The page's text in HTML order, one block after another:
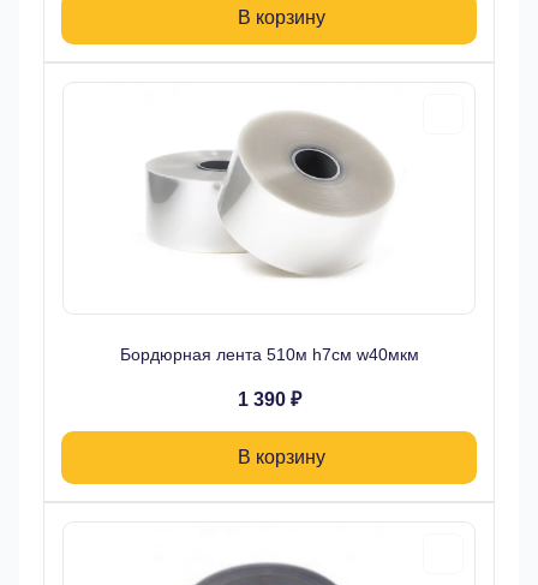
В корзину
Бордюрная лента 510м h7см w40мкм
1 390 ₽
В корзину